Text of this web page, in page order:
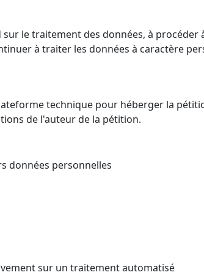
le traitement des données, à procéder
à traiter les données à caractère
technique pour héberger la
de l'auteur de la pétition.
données personnelles
sur un traitement automatisé